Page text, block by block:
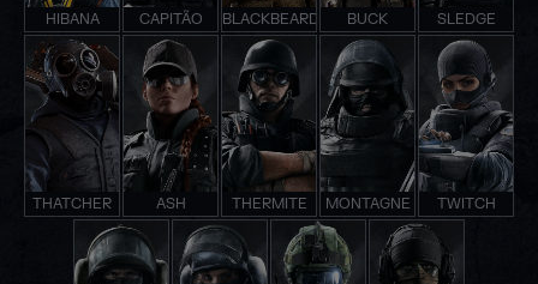
HIBANA CAPITÃO BLACKBEARD BUCK SLEDGE
THATCHER ASH THERMITE MONTAGNE TWITCH